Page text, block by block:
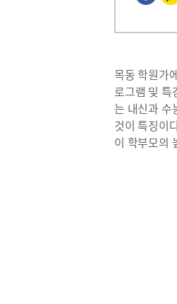
목동 학원가
로그램 및 특
는 내신과 수
것이 특징이
이 학부모의